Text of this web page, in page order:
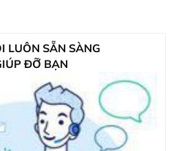
LUÔN SẴN SÀNG
ĐỠ BẠN